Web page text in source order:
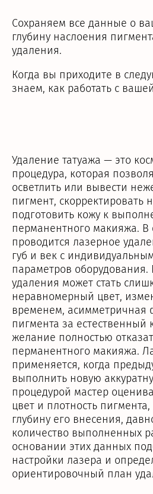
Сохраняем все данные о
глубину наслоения
удаления.
Когда вы приходите в
знаем, как работать с
Удаление татуажа — это
процедура, которая
осветлить или вывести
пигмент, скорректировать
подготовить кожу к
перманентного макияжа. В
проводится лазерное
губ и век с
параметров
удаления может стать
неравномерный цвет,
временем, асимметричная
пигмента за естественный
желание полностью
перманентного макияжа.
применяется, когда
выполнить новую
процедурой мастер
цвет и плотность
глубину его внесения,
количество выполненных
основании этих данных
настройки лазера и
ориентировочный план